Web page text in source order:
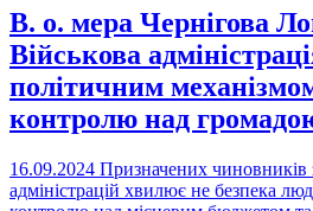
В. о. мера Чернігова
Військова
політичним
контролю над
16.09.2024 Призначених чиновників
адміністрацій хвилює не безпека